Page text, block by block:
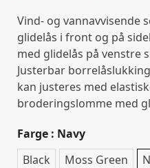
Vind- og vannavvisende
glidelås i front og på
med glidelås på venstre
Justerbar
kan justeres med
broderingslomme med
Farge : Navy
Black
Moss Green